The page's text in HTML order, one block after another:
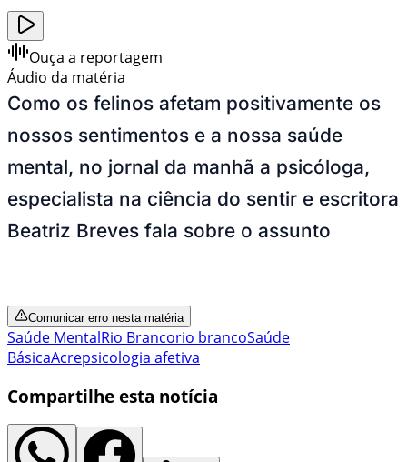
Ouça a reportagem
Áudio da matéria
Como os felinos afetam positivamente os
nossos sentimentos e a nossa saúde
mental, no jornal da manhã a psicóloga,
especialista na ciência do sentir e escritora
Beatriz Breves fala sobre o assunto
Comunicar erro nesta matéria
Saúde MentalRio Brancorio brancoSaúde
BásicaAcrepsicologia afetiva
Compartilhe esta notícia